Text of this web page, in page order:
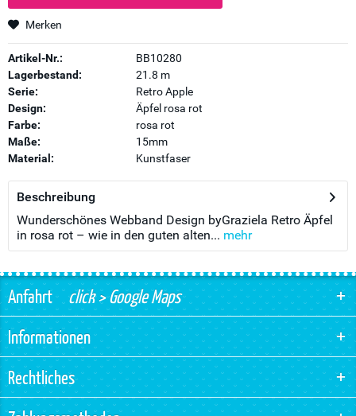
Merken
Artikel-Nr.:
BB10280
Lagerbestand:
21.8 m
Serie:
Retro Apple
Design:
Äpfel rosa rot
Farbe:
rosa rot
Maße:
15mm
Material:
Kunstfaser
Beschreibung
Wunderschönes Webband Design byGraziela Retro Äpfel
in rosa rot – wie in den guten alten... mehr
Anfahrtclick > Google Maps
Informationen
Rechtliches